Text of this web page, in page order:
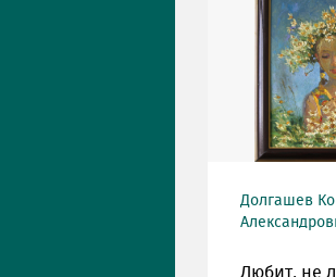
Долгашев
Любит, не